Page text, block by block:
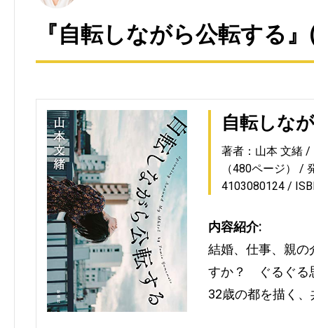
『自転しながら公転する
自転しな
著者：山本 文緒
（480ページ）
4103080124
内容紹介:
結婚、仕事、親の
すか？ ぐるぐる
32歳の都を描く